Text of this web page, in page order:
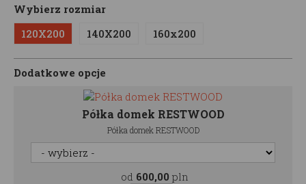
Wybierz rozmiar
120X200
140X200 160x200
Dodatkowe opcje
Półka domek RESTWOOD
Półka domek RESTWOOD
od 600,00 pln